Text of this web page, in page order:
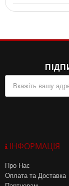
ІНФОРМАЦІЯ
Про Нас
Оплата та Доставка